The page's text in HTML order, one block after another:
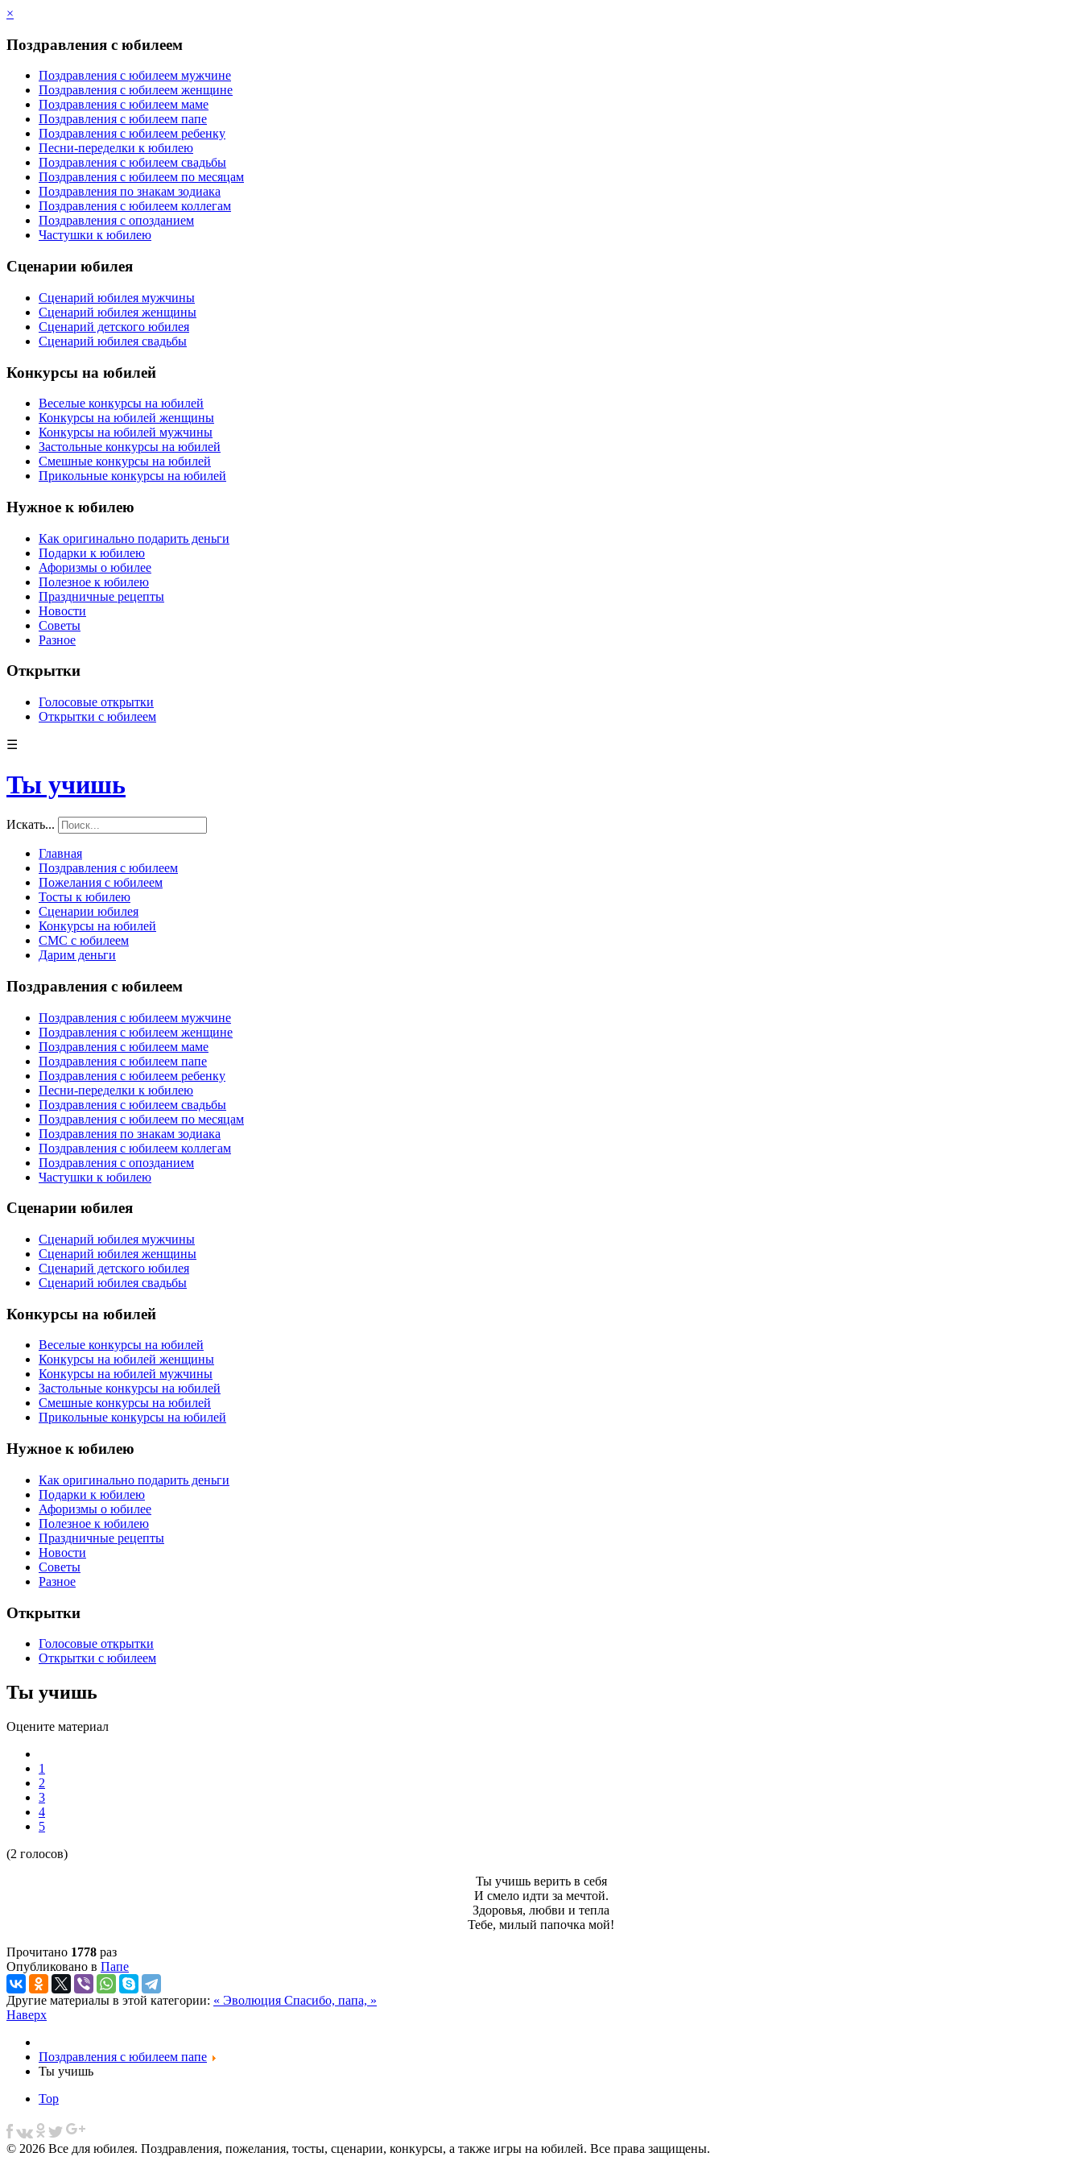
×
Поздравления с юбилеем
Поздравления с юбилеем мужчине
Поздравления с юбилеем женщине
Поздравления с юбилеем маме
Поздравления с юбилеем папе
Поздравления с юбилеем ребенку
Песни-переделки к юбилею
Поздравления с юбилеем свадьбы
Поздравления с юбилеем по месяцам
Поздравления по знакам зодиака
Поздравления с юбилеем коллегам
Поздравления с опозданием
Частушки к юбилею
Сценарии юбилея
Сценарий юбилея мужчины
Сценарий юбилея женщины
Сценарий детского юбилея
Сценарий юбилея свадьбы
Конкурсы на юбилей
Веселые конкурсы на юбилей
Конкурсы на юбилей женщины
Конкурсы на юбилей мужчины
Застольные конкурсы на юбилей
Смешные конкурсы на юбилей
Прикольные конкурсы на юбилей
Нужное к юбилею
Как оригинально подарить деньги
Подарки к юбилею
Афоризмы о юбилее
Полезное к юбилею
Праздничные рецепты
Новости
Советы
Разное
Открытки
Голосовые открытки
Открытки с юбилеем
☰
Ты учишь
Искать...
Главная
Поздравления с юбилеем
Пожелания с юбилеем
Тосты к юбилею
Сценарии юбилея
Конкурсы на юбилей
СМС с юбилеем
Дарим деньги
Поздравления с юбилеем
Поздравления с юбилеем мужчине
Поздравления с юбилеем женщине
Поздравления с юбилеем маме
Поздравления с юбилеем папе
Поздравления с юбилеем ребенку
Песни-переделки к юбилею
Поздравления с юбилеем свадьбы
Поздравления с юбилеем по месяцам
Поздравления по знакам зодиака
Поздравления с юбилеем коллегам
Поздравления с опозданием
Частушки к юбилею
Сценарии юбилея
Сценарий юбилея мужчины
Сценарий юбилея женщины
Сценарий детского юбилея
Сценарий юбилея свадьбы
Конкурсы на юбилей
Веселые конкурсы на юбилей
Конкурсы на юбилей женщины
Конкурсы на юбилей мужчины
Застольные конкурсы на юбилей
Смешные конкурсы на юбилей
Прикольные конкурсы на юбилей
Нужное к юбилею
Как оригинально подарить деньги
Подарки к юбилею
Афоризмы о юбилее
Полезное к юбилею
Праздничные рецепты
Новости
Советы
Разное
Открытки
Голосовые открытки
Открытки с юбилеем
Ты учишь
Оцените материал
1
2
3
4
5
(2 голосов)
Ты учишь верить в себя
И смело идти за мечтой.
Здоровья, любви и тепла
Тебе, милый папочка мой!
Прочитано 1778 раз
Опубликовано в Папе
Другие материалы в этой категории: « Эволюция Спасибо, папа, »
Наверх
Поздравления с юбилеем папе
Ты учишь
Top
© 2026 Все для юбилея. Поздравления, пожелания, тосты, сценарии, конкурсы, а также игры на юбилей. Все права защищены.